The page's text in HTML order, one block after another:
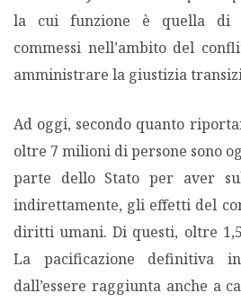
la cui funzione è quella di
commessi nell’ambito del
amministrare la giustizia
Ad oggi, secondo quanto
oltre 7 milioni di persone sono
parte dello Stato per aver
indirettamente, gli effetti del
diritti umani. Di questi, oltre
La pacificazione definitiva
dall’essere raggiunta anche a